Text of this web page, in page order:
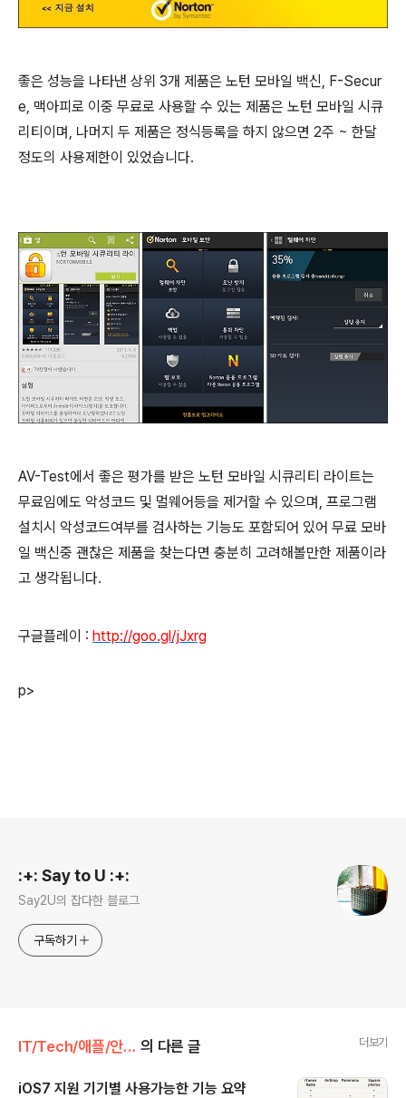
좋은 성능을 나타낸 상위 3개 제품은 노턴 모바일 백신, F-Secur
e, 맥아피로 이중 무료로 사용할 수 있는 제품은 노턴 모바일 시큐
리티이며, 나머지 두 제품은 정식등록을 하지 않으면 2주 ~ 한달
정도의 사용제한이 있었습니다.
AV-Test에서 좋은 평가를 받은 노턴 모바일 시큐리티 라이트는
무료임에도 악성코드 및 멀웨어등을 제거할 수 있으며, 프로그램
설치시 악성코드여부를 검사하는 기능도 포함되어 있어 무료 모바
일 백신중 괜찮은 제품을 찾는다면 충분히 고려해볼만한 제품이라
고 생각됩니다.
구글플레이 : http://goo.gl/jJxrg
p>
:+: Say to U :+:
Say2U의 잡다한 블로그
구독하기
IT/Tech/애플/안드로이드 TIP 의 다른 글 더보기
iOS7 지원 기기별 사용가능한 기능 요약